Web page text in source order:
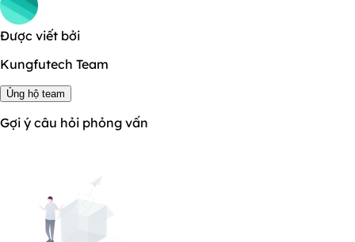
Được viết bởi
Kungfutech Team
Ủng hộ team
Gợi ý câu hỏi phỏng vấn